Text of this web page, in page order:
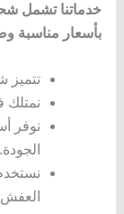
خدماتنا تشمل
بأسعار مناسبة
تتميز
نمتلك
نوفر
الجودة.